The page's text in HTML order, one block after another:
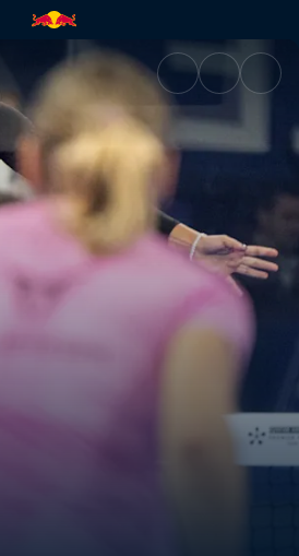
Court | Red